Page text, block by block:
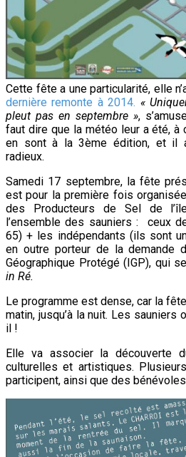
Cette fête a une particularité, elle
dernière remonte à 2014. «
pleut pas en septembre »,
faut dire que la météo leur a été, à
en sont à la 3ème édition, et il
radieux.
Samedi 17 septembre, la fête
est pour la première fois
des Producteurs de Sel de
l’ensemble des sauniers : ceux
65) + les indépendants (ils sont
en outre porteur de la demande
Géographique Protégé (IGP), qui
in Ré.
Le programme est dense, car la
matin, jusqu’à la nuit. Les sauniers
il !
Elle va associer la découverte
culturelles et artistiques.
participent, ainsi que des